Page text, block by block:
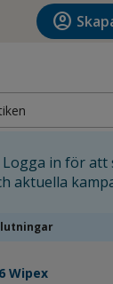
account_circle
Logga in för
aktuella
Wipex